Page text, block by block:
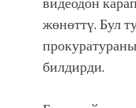
болмок”
жөнөттү. Бул
билдирди.